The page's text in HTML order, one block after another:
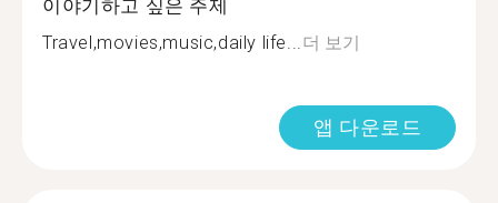
이야기하고 싶은 주제
Travel,movies,music,daily life...더 보기
앱 다운로드